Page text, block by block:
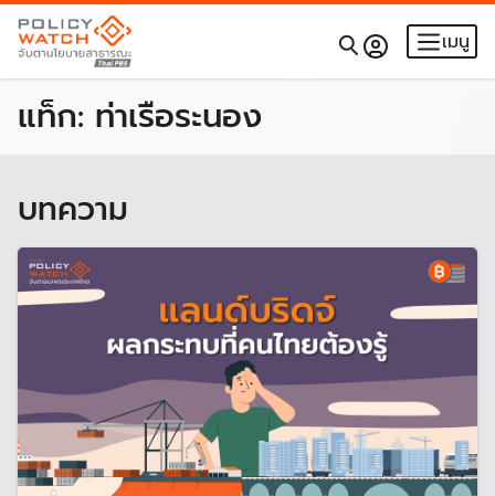
เมนู
แท็ก: ท่าเรือระนอง
บทความ